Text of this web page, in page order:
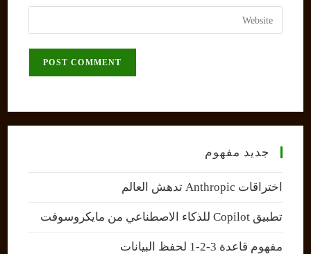
comment
email
address
Enter
your
جديد مفهوم
اختراقات Anthropic تدهش العالم
تطبيق Copilot للذكاء الاصطناعي من مايكروسوفت
مفهوم قاعدة 3-2-1 لحفظ البيانات